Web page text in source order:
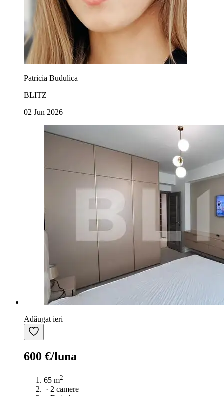
Patricia Budulica
BLITZ
02 Jun 2026
Adăugat ieri
600 €/luna
65 m2
· 2 camere